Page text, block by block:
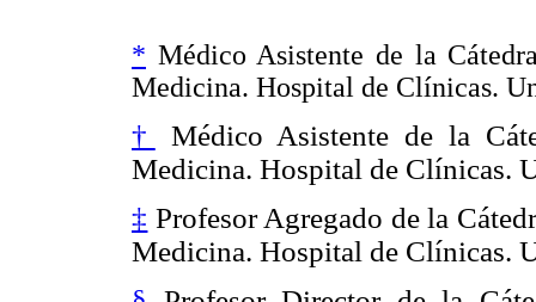
* Médico Asistente de la
Medicina. Hospital de Clínicas.
†
Médico Asistente de la
Medicina. Hospital de Clínicas.
‡ Profesor Agregado de la
Medicina. Hospital de Clínicas.